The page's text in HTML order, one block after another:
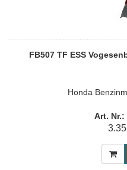
FB507 TF ESS
Honda
Art. Nr.: